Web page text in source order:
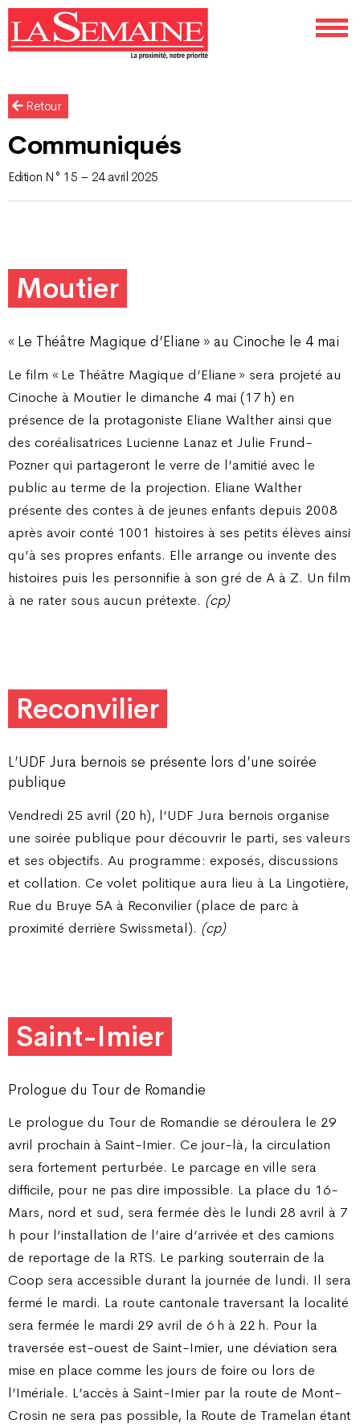
Retour
Communiqués
Edition N° 15 – 24 avril 2025
Moutier
« Le Théâtre Magique d’Eliane » au Cinoche le 4 mai
Le film « Le Théâtre Magique d’Eliane » sera projeté au
Cinoche à Moutier le dimanche 4 mai (17 h) en
présence de la protagoniste Eliane Walther ainsi que
des coréalisatrices Lucienne Lanaz et Julie Frund-
Pozner qui partageront le verre de l’amitié avec le
public au terme de la projection. Eliane Walther
présente des contes à de jeunes enfants depuis 2008
après avoir conté 1001 histoires à ses petits élèves ainsi
qu’à ses propres enfants. Elle arrange ou invente des
histoires puis les personnifie à son gré de A à Z. Un film
à ne rater sous aucun prétexte. (cp)
Reconvilier
L’UDF Jura bernois se présente lors d’une soirée
publique
Vendredi 25 avril (20 h), l’UDF Jura bernois organise
une soirée publique pour découvrir le parti, ses valeurs
et ses objectifs. Au programme : exposés, discussions
et collation. Ce volet politique aura lieu à La Lingotière,
Rue du Bruye 5A à Reconvilier (place de parc à
proximité derrière Swissmetal). (cp)
Saint-Imier
Prologue du Tour de Romandie
Le prologue du Tour de Romandie se déroulera le 29
avril prochain à Saint-Imier. Ce jour-là, la circulation
sera fortement perturbée. Le parcage en ville sera
difficile, pour ne pas dire impossible. La place du 16-
Mars, nord et sud, sera fermée dès le lundi 28 avril à 7
h pour l’installation de l’aire d’arrivée et des camions
de reportage de la RTS. Le parking souterrain de la
Coop sera accessible durant la journée de lundi. Il sera
fermé le mardi. La route cantonale traversant la localité
sera fermée le mardi 29 avril de 6 h à 22 h. Pour la
traversée est-ouest de Saint-Imier, une déviation sera
mise en place comme les jours de foire ou lors de
l’Imériale. L’accès à Saint-Imier par la route de Mont-
Crosin ne sera pas possible, la Route de Tramelan étant